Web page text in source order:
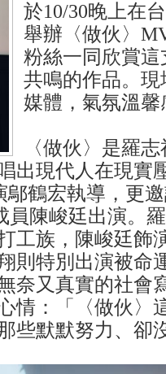
於10/30晚上在
舉辦〈做伙〉
粉絲一同欣賞
共鳴的作品。
媒體，氣氛溫馨
〈做伙〉是羅
出現代人在現實
鶴宏執導，更
員陳峻廷出演。
工族，陳峻廷飾
則特別出演被命
奈又真實的社會
情：「〈做伙〉
些默默努力、卻